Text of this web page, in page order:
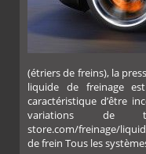
(étriers de freins), la
liquide de freinage
caractéristique d’être
variations de
store.com/freinage/
de frein Tous les